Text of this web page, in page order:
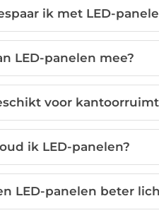
ik met LED-
LED-panelen mee?
voor
ik LED-panelen?
LED-panelen beter